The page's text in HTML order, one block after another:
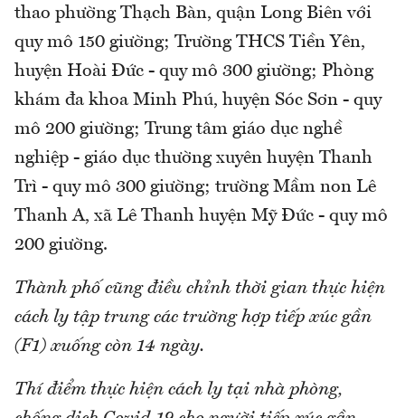
thao phường Thạch Bàn, quận Long Biên với
quy mô 150 giường; Trường THCS Tiền Yên,
huyện Hoài Đức - quy mô 300 giường; Phòng
khám đa khoa Minh Phú, huyện Sóc Sơn - quy
mô 200 giường; Trung tâm giáo dục nghề
nghiệp - giáo dục thường xuyên huyện Thanh
Trì - quy mô 300 giường; trường Mầm non Lê
Thanh A, xã Lê Thanh huyện Mỹ Đức - quy mô
200 giường.
Thành phố cũng điều chỉnh thời gian thực hiện
cách ly tập trung các trường hợp tiếp xúc gần
(F1) xuống còn 14 ngày.
Thí điểm thực hiện cách ly tại nhà phòng,